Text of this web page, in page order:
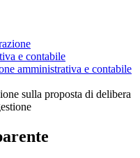
e contabile
amministrativa e contabile
sulla proposta di delibera